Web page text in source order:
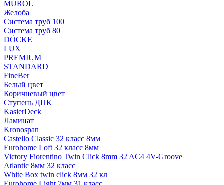
MUROL
Желоба
Система труб 100
Система труб 80
DÖCKE
LUX
PREMIUM
STANDARD
FineBer
Белый цвет
Коричневый цвет
Ступень ДПК
KasierDeck
Ламинат
Kronospan
Castello Classic 32 класс 8мм
Eurohome Loft 32 класс 8мм
Victory Fiorentino Twin Click 8mm 32 AC4 4V-Groove
Atlantic 8мм 32 класс
White Box twin click 8мм 32 кл